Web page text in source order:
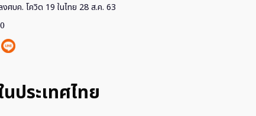
ศบค. โควิด 19 ในไทย 28 ส.ค. 63
ประเทศไทย